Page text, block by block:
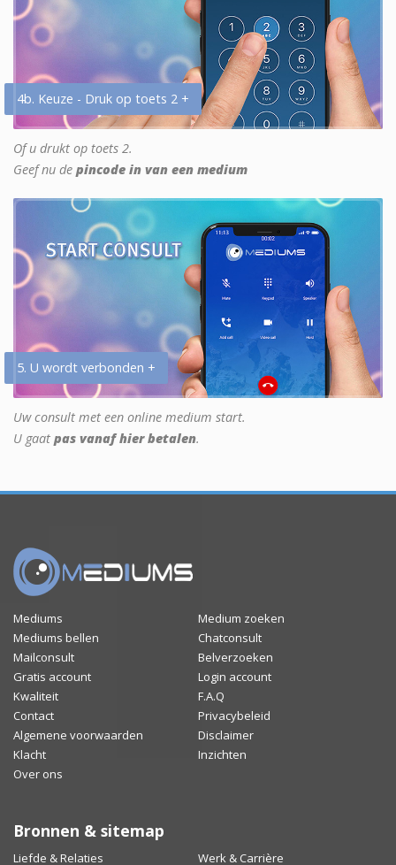
4b. Keuze - Druk op toets 2 +
Of u drukt op toets 2.
Geef nu de pincode in van een medium
5. U wordt verbonden +
Uw consult met een online medium start.
U gaat pas vanaf hier betalen.
Mediums
Medium zoeken
Mediums bellen
Chatconsult
Mailconsult
Belverzoeken
Gratis account
Login account
Kwaliteit
F.A.Q
Contact
Privacybeleid
Algemene voorwaarden
Disclaimer
Klacht
Inzichten
Over ons
Bronnen & sitemap
Liefde & Relaties Werk & Carrière